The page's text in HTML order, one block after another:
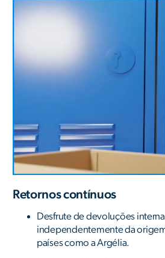
Retornos contínuos
Desfrute de devoluções
independentemente da
países como a Argélia.